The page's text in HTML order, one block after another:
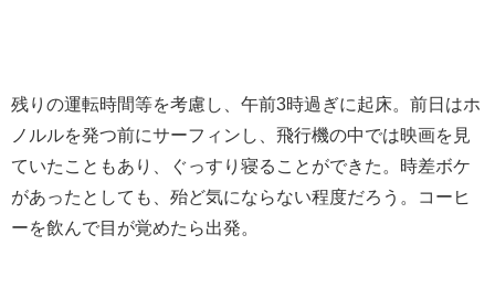
残りの運転時間等を考慮し、午前3時過ぎに起床。前日はホ
ノルルを発つ前にサーフィンし、飛行機の中では映画を見
ていたこともあり、ぐっすり寝ることができた。時差ボケ
があったとしても、殆ど気にならない程度だろう。コーヒ
ーを飲んで目が覚めたら出発。